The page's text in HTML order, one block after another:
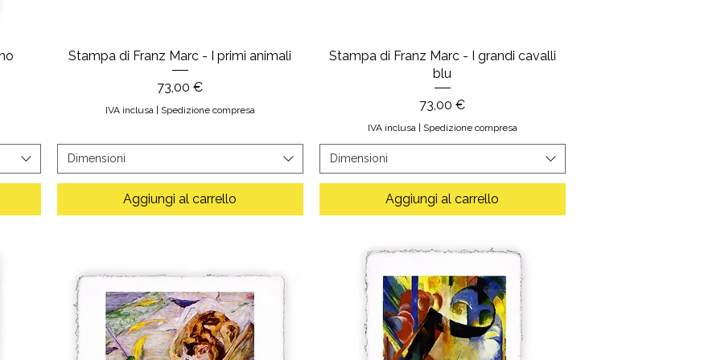
Stampa di Franz Marc - I primi animali
Prezzo
73,00 €
IVA inclusa | Spedizione compresa
Dimensioni
Aggiungi al carrello
Stampa di Franz Marc - I grandi cavalli
blu
Prezzo
73,00 €
IVA inclusa | Spedizione compresa
Dimensioni
Aggiungi al carrello